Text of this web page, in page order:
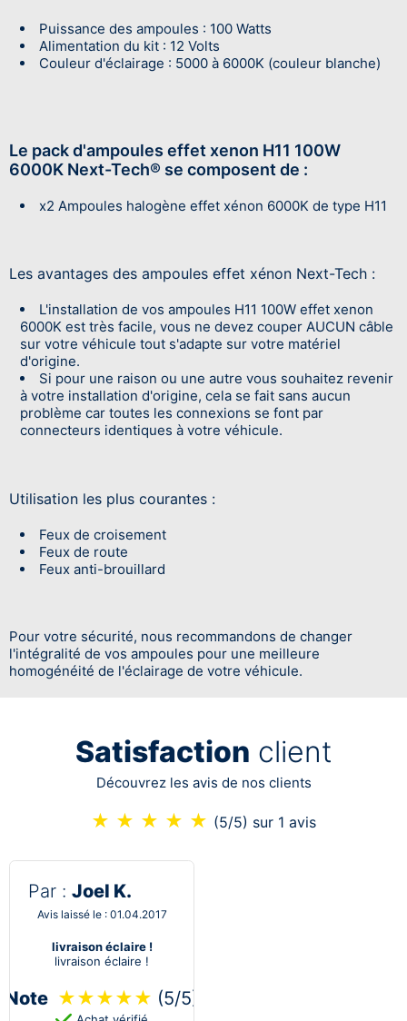
Puissance des ampoules : 100 Watts
Alimentation du kit : 12 Volts
Couleur d'éclairage : 5000 à 6000K (couleur blanche)
Le pack d'ampoules effet xenon H11 100W
6000K Next-Tech® se composent de :
x2 Ampoules halogène effet xénon 6000K de type H11
Les avantages des ampoules effet xénon Next-Tech :
L'installation de vos ampoules H11 100W effet xenon
6000K est très facile, vous ne devez couper AUCUN câble
sur votre véhicule tout s'adapte sur votre matériel
d'origine.
Si pour une raison ou une autre vous souhaitez revenir
à votre installation d'origine, cela se fait sans aucun
problème car toutes les connexions se font par
connecteurs identiques à votre véhicule.
Utilisation les plus courantes :
Feux de croisement
Feux de route
Feux anti-brouillard
Pour votre sécurité, nous recommandons de changer
l'intégralité de vos ampoules pour une meilleure
homogénéité de l'éclairage de votre véhicule.
Satisfaction client
Découvrez les avis de nos clients
★ ★ ★ ★ ★ (5/5) sur 1 avis
Par : Joel K.
Avis laissé le : 01.04.2017
livraison éclaire !
livraison éclaire !
Note ★★★★★ (5/5)